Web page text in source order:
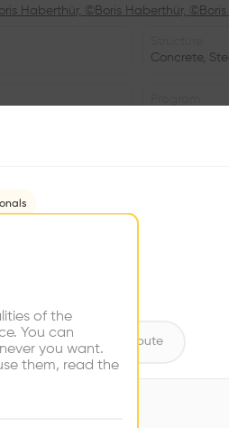
Haberthür, ©Boris Haberthür,
Concrete,
résidentiel
immédiate du poste de douane.
terrasse de gravier du
vers l'axe longitudinal
experience
Contribute
of the
You can
you want.
them, read the